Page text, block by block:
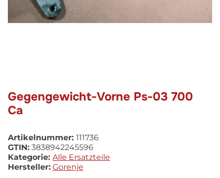
Gegengewicht-Vorne Ps-03 700
Ca
Artikelnummer: 111736
GTIN: 3838942245596
Kategorie: Alle Ersatzteile
Hersteller: Gorenje